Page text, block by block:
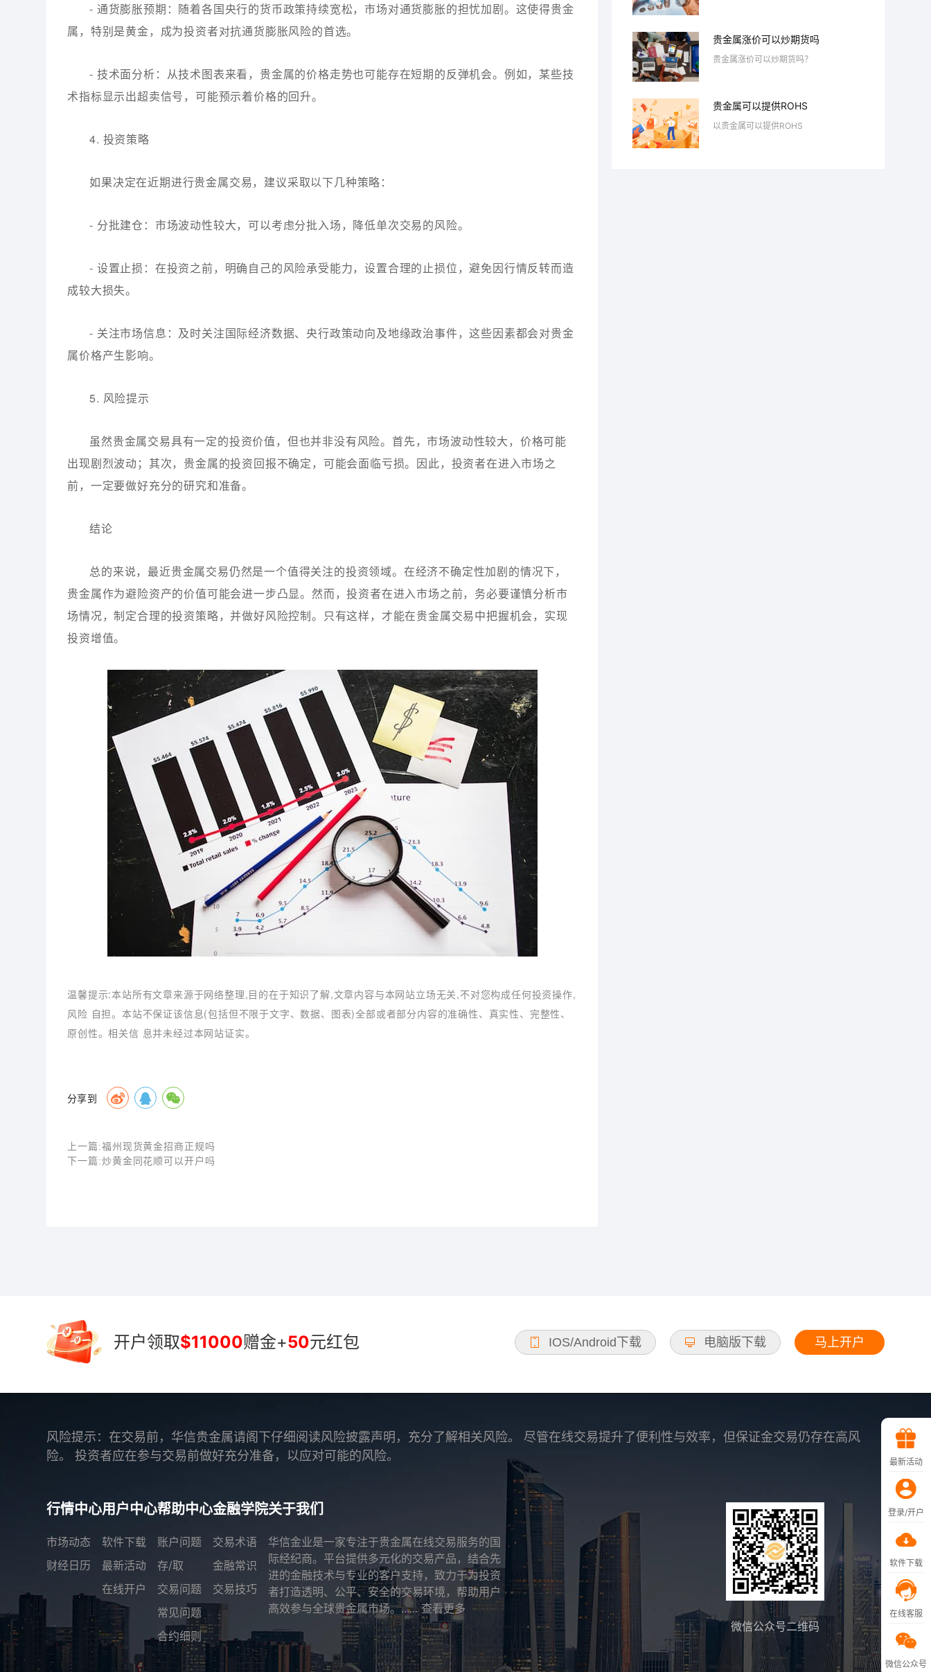
- 通货膨胀预期：随着各国央行的货币政策持续宽松，市场对通货膨胀的担忧加剧。这使得贵金
属，特别是黄金，成为投资者对抗通货膨胀风险的首选。
- 技术面分析：从技术图表来看，贵金属的价格走势也可能存在短期的反弹机会。例如，某些技
术指标显示出超卖信号，可能预示着价格的回升。
4. 投资策略
如果决定在近期进行贵金属交易，建议采取以下几种策略：
- 分批建仓：市场波动性较大，可以考虑分批入场，降低单次交易的风险。
- 设置止损：在投资之前，明确自己的风险承受能力，设置合理的止损位，避免因行情反转而造
成较大损失。
- 关注市场信息：及时关注国际经济数据、央行政策动向及地缘政治事件，这些因素都会对贵金
属价格产生影响。
5. 风险提示
虽然贵金属交易具有一定的投资价值，但也并非没有风险。首先，市场波动性较大，价格可能
出现剧烈波动；其次，贵金属的投资回报不确定，可能会面临亏损。因此，投资者在进入市场之
前，一定要做好充分的研究和准备。
结论
总的来说，最近贵金属交易仍然是一个值得关注的投资领域。在经济不确定性加剧的情况下，
贵金属作为避险资产的价值可能会进一步凸显。然而，投资者在进入市场之前，务必要谨慎分析市
场情况，制定合理的投资策略，并做好风险控制。只有这样，才能在贵金属交易中把握机会，实现
投资增值。
温馨提示:本站所有文章来源于网络整理,目的在于知识了解,文章内容与本网站立场无关,不对您构成任何投资操作,
风险 自担。本站不保证该信息(包括但不限于文字、数据、图表)全部或者部分内容的准确性、真实性、完整性、
原创性。相关信 息并未经过本网站证实。
分享到
上一篇:福州现货黄金招商正规吗
下一篇:炒黄金同花顺可以开户吗
贵金属涨价可以炒期货吗
贵金属涨价可以炒期货吗？
贵金属可以提供ROHS
以贵金属可以提供ROHS
开户领取$11000赠金+50元红包 IOS/Android下载 电脑版下载 马上开户
风险提示：在交易前，华信贵金属请阁下仔细阅读风险披露声明，充分了解相关风险。 尽管在线交易提升了便利性与效率，但保证金交易仍存在高风
险。 投资者应在参与交易前做好充分准备，以应对可能的风险。
行情中心
市场动态
财经日历
用户中心
软件下载
最新活动
在线开户
帮助中心
账户问题
存/取
交易问题
常见问题
合约细则
金融学院
交易术语
金融常识
交易技巧
关于我们
华信金业是一家专注于贵金属在线交易服务的国
际经纪商。平台提供多元化的交易产品，结合先
进的金融技术与专业的客户支持，致力于为投资
者打造透明、公平、安全的交易环境，帮助用户
高效参与全球贵金属市场。......查看更多
微信公众号二维码
最新活动
登录/开户
软件下载
在线客服
微信公众号